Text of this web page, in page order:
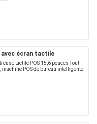
avec écran tactile
tactile POS 15,6 pouces Tout-
machine POS de bureau intelligente